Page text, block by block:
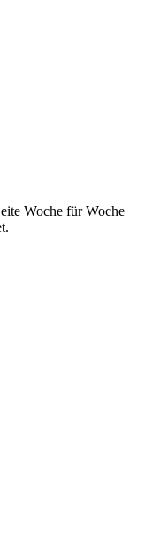
Woche für Woche